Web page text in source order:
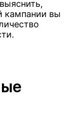
кампании вы